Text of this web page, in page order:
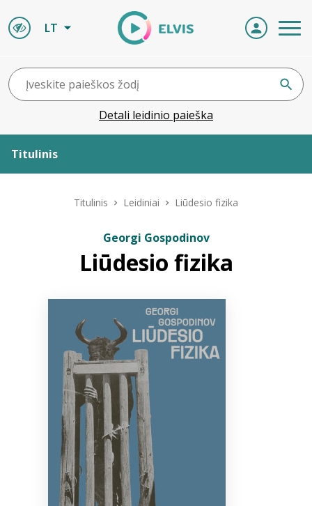
LT
Detali leidinio paieška
Titulinis
ELVIS atvyksta
Bibliotekoms
Titulinis Leidiniai Liūdesio fizika
Georgi Gospodinov
Liūdesio fizika